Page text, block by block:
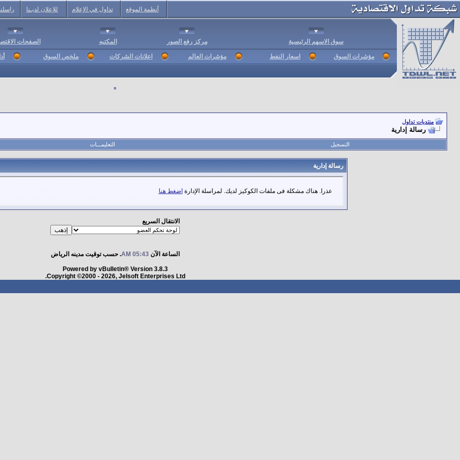
أنظمة الموقع تداول في الإعلام للإعلان لديـنا
سوق الاسهم الرئيسية مركز رفع الصور المكتبه الصفحات
مؤشرات السوق اسعار النفط مؤشرات العالم اعلانات الشركات ملخص السوق
منتديات تداول
رسالة إدارية
التسجيل التعليمـــات
رسالة إدارية
عذرا. هناك مشكلة فى ملفات الكوكيز لديك. لمراسلة الإدارة اضغط هنا
الانتقال السريع
الساعة الآن05:43 AM . حسب توقيت مدينه الرياض
Powered by vBulletin® Version 3.8.3
Copyright ©2000 - 2026, Jelsoft Enterprises Ltd.